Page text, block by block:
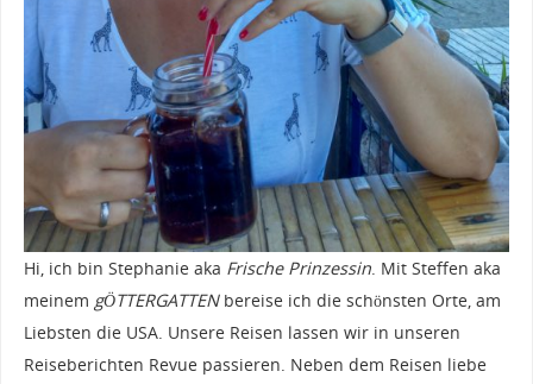
Hi, ich bin Stephanie aka Frische Prinzessin. Mit Steffen aka
meinem gÖTTERGATTENbereise ich die schönsten Orte, am
Liebsten die USA. Unsere Reisen lassen wir in unseren
Reiseberichten Revue passieren. Neben dem Reisen liebe